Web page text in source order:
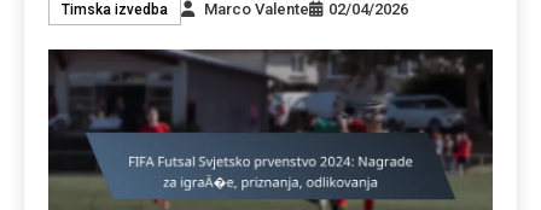
Timska izvedba Marco Valente 02/04/2026